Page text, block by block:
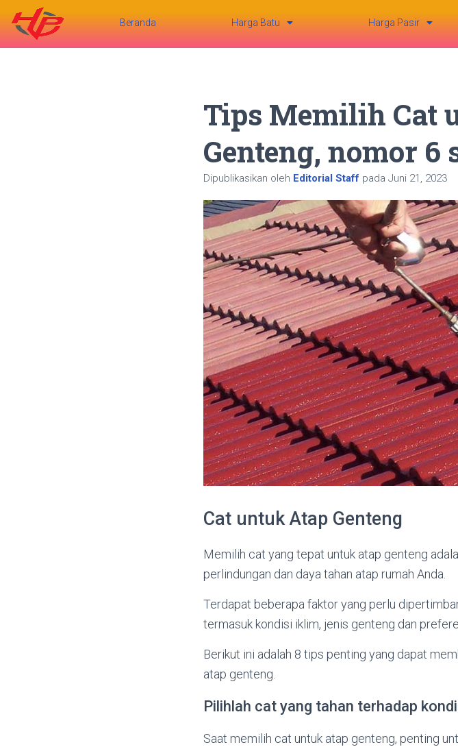
Beranda Harga Batu Harga Pasir
Tips Memilih Cat
Genteng, nomor 6
Dipublikasikan oleh Editorial Staff pada Juni 21, 2023
Cat untuk Atap Genteng
Memilih cat yang tepat untuk atap genteng
perlindungan dan daya tahan atap rumah Anda.
Terdapat beberapa faktor yang perlu
termasuk kondisi iklim, jenis genteng dan
Berikut ini adalah 8 tips penting yang dapat
atap genteng.
Pilihlah cat yang tahan terhadap
Saat memilih cat untuk atap genteng, penting